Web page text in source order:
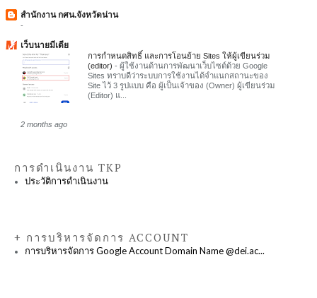
สำนักงาน กศน.จังหวัดน่าน
-
เว็บนายมีเดีย
การกำหนดสิทธิ์ และการโอนย้าย Sites ให้ผู้เขียนร่วม
(editor) - ผู้ใช้งานด้านการพัฒนาเว็บไซต์ด้วย Google
Sites ทราบดีว่าระบบการใช้งานได้จำแนกสถานะของ
Site ไว้ 3 รูปแบบ คือ ผู้เป็นเจ้าของ (Owner) ผู้เขียนร่วม
(Editor) แ...
2 months ago
การดำเนินงาน TKP
ประวัติการดำเนินงาน
+ การบริหารจัดการ ACCOUNT
การบริหารจัดการ Google Account Domain Name @dei.ac...